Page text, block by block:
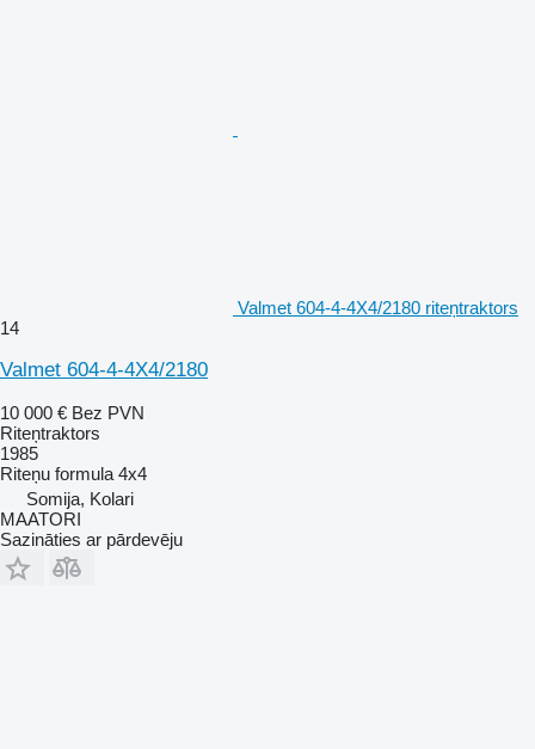
Valmet 604-4-4X4/2180 riteņtraktors
14
Valmet 604-4-4X4/2180
10 000 € Bez PVN
Riteņtraktors
1985
Riteņu formula 4x4
Somija, Kolari
MAATORI
Sazināties ar pārdevēju